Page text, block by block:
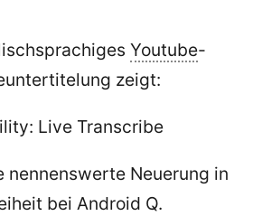
Youtube-
zeigt:
Live Transcribe
nennenswerte Neuerung in
bei Android Q.